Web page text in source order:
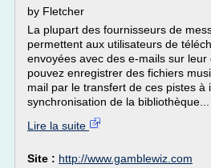
by Fletcher
La plupart des fournisseurs de
permettent aux utilisateurs de
envoyées avec des e-mails sur leur
pouvez enregistrer des fichiers
mail par le transfert de ces pistes à
synchronisation de la bibliothèque...
Lire la suite
Site : http://www.gamblewiz.com